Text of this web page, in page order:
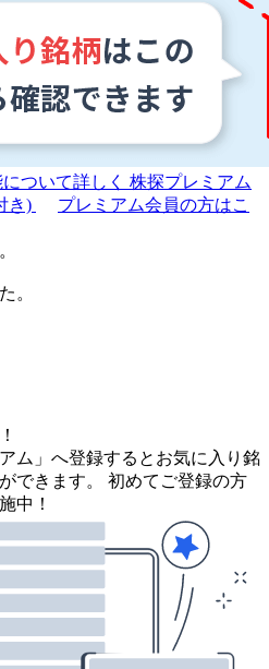
ついて詳しく 株探プレミアム
き)
プレミアム会員の方はこ
。
ム」へ登録するとお気に入り銘
できます。 初めてご登録の方
中！